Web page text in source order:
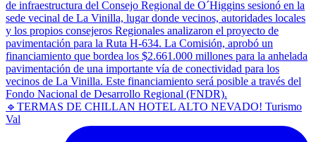
🔹TERMAS DE CHILLAN HOTEL ALTO NEVADO! Turismo
Val